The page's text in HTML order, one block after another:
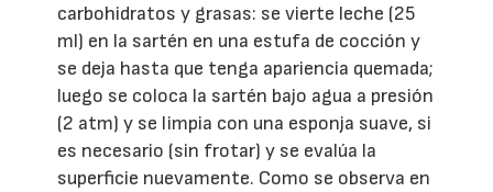
carbohidratos y grasas: se vierte leche (25
ml) en la sartén en una estufa de cocción y
se deja hasta que tenga apariencia quemada;
luego se coloca la sartén bajo agua a presión
(2 atm) y se limpia con una esponja suave, si
es necesario (sin frotar) y se evalúa la
superficie nuevamente. Como se observa en